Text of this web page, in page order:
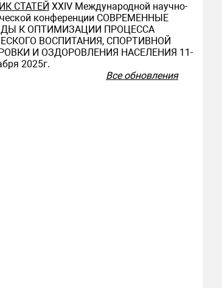
СТАТЕЙ ХXIV Международной научно-
конференции СОВРЕМЕННЫЕ
К ОПТИМИЗАЦИИ ПРОЦЕССА
ВОСПИТАНИЯ, СПОРТИВНОЙ
И ОЗДОРОВЛЕНИЯ НАСЕЛЕНИЯ 11-
2025г.
Все обновления